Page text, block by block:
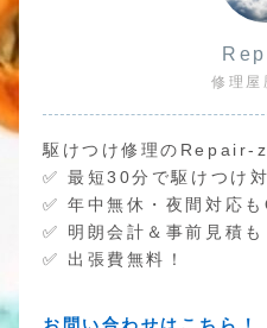
修理屋
駆けつけ修理のRepair-
✅ 最短30分で駆けつけ
✅ 年中無休・夜間対応も
✅ 明朗会計＆事前見積も
✅ 出張費無料！